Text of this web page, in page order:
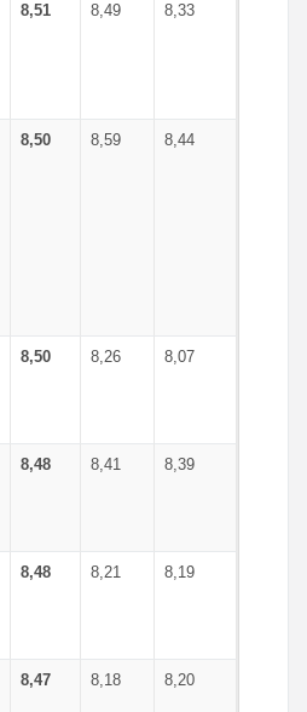
8,51 8,49 8,33
8,50 8,59 8,44
8,50 8,26 8,07
8,48 8,41 8,39
8,48 8,21 8,19
8,47 8,18 8,20